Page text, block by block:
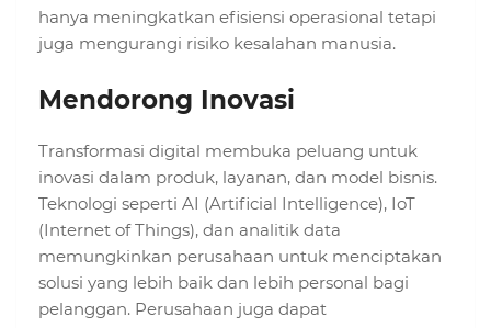
hanya meningkatkan efisiensi operasional tetapi
juga mengurangi risiko kesalahan manusia.
Mendorong Inovasi
Transformasi digital membuka peluang untuk
inovasi dalam produk, layanan, dan model bisnis.
Teknologi seperti AI (Artificial Intelligence), IoT
(Internet of Things), dan analitik data
memungkinkan perusahaan untuk menciptakan
solusi yang lebih baik dan lebih personal bagi
pelanggan. Perusahaan juga dapat